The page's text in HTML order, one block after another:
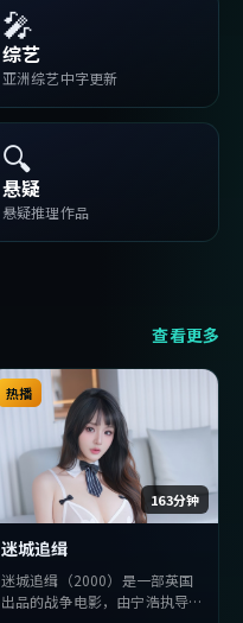
🎤
综艺
亚洲综艺中字更新
🔍
悬疑
悬疑推理作品
查看更多
163分钟
热播
迷城追缉
迷城追缉（2000）是一部英国
出品的战争电影，由宁浩执导，